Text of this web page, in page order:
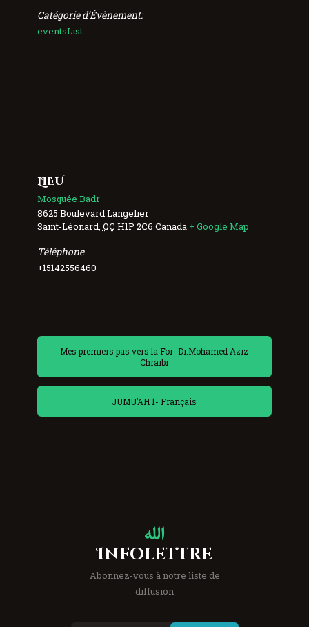
Catégorie d’Évènement:
eventsList
LIEU
Mosquée Badr
8625 Boulevard Langelier
Saint-Léonard QC H1P 2C6 Canada + Google Map
Téléphone
+15142556460
Mes premiers pas vers la Foi- Dr.Mohamed Aziz
Chraibi
JUMU’AH 1- Français
Infolettre
Abonnez-vous à notre liste de
diffusion